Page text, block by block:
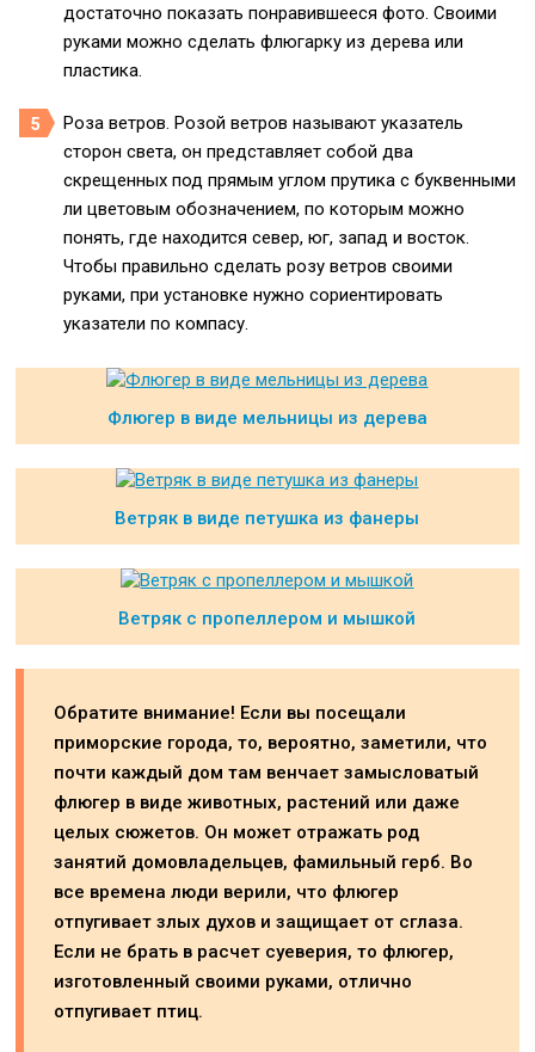
достаточно показать понравившееся фото. Своими
руками можно сделать флюгарку из дерева или
пластика.
Роза ветров. Розой ветров называют указатель
сторон света, он представляет собой два
скрещенных под прямым углом прутика с буквенными
ли цветовым обозначением, по которым можно
понять, где находится север, юг, запад и восток.
Чтобы правильно сделать розу ветров своими
руками, при установке нужно сориентировать
указатели по компасу.
Флюгер в виде мельницы из дерева
Ветряк в виде петушка из фанеры
Ветряк с пропеллером и мышкой
Обратите внимание! Если вы посещали
приморские города, то, вероятно, заметили, что
почти каждый дом там венчает замысловатый
флюгер в виде животных, растений или даже
целых сюжетов. Он может отражать род
занятий домовладельцев, фамильный герб. Во
все времена люди верили, что флюгер
отпугивает злых духов и защищает от сглаза.
Если не брать в расчет суеверия, то флюгер,
изготовленный своими руками, отлично
отпугивает птиц.